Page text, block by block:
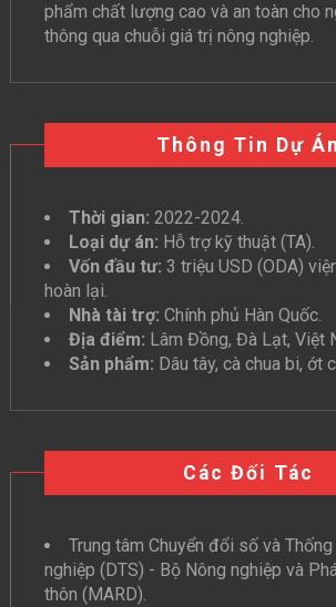
phẩm chất lượng cao và an toàn cho
thông qua chuỗi giá trị nông nghiệp.
Thông Tin Dự Án
Thời gian: 2022-2024.
Loại dự án: Hỗ trợ kỹ thuật (TA).
Vốn đầu tư: 3 triệu USD (ODA)
hoàn lại.
Nhà tài trợ: Chính phủ Hàn Quốc.
Địa điểm: Lâm Đồng, Đà Lạt, Việt
Sản phẩm: Dâu tây, cà chua bi, ớt
Các Đối Tác
Trung tâm Chuyển đổi số và
nghiệp (DTS) - Bộ Nông nghiệp và
thôn (MARD).